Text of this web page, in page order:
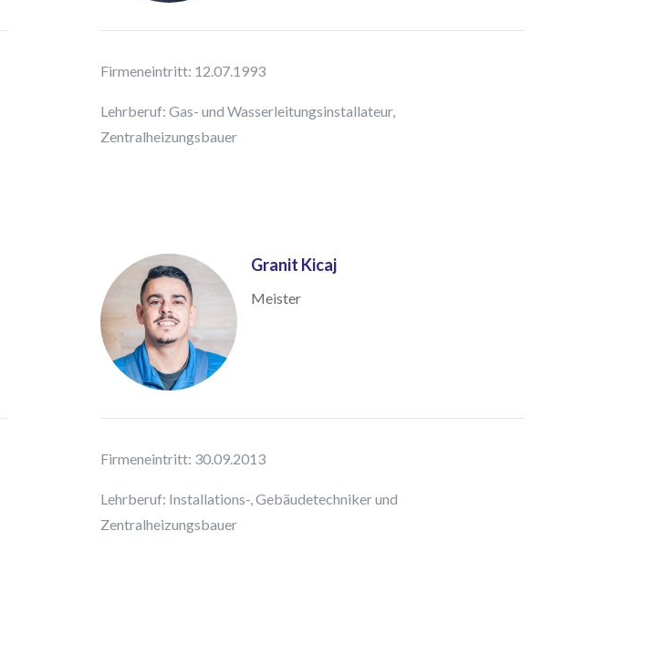
Firmeneintritt: 12.07.1993
Lehrberuf: Gas- und Wasserleitungsinstallateur,
Zentralheizungsbauer
Granit Kicaj
Meister
Firmeneintritt: 30.09.2013
Lehrberuf: Installations-, Gebäudetechniker und
Zentralheizungsbauer